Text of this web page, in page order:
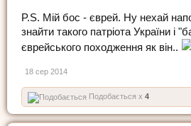
P.S. Мій бос - єврей. Ну нехай
знайти такого патріота України і
єврейського походження як він..
18 сер 2014
Подобається x 4